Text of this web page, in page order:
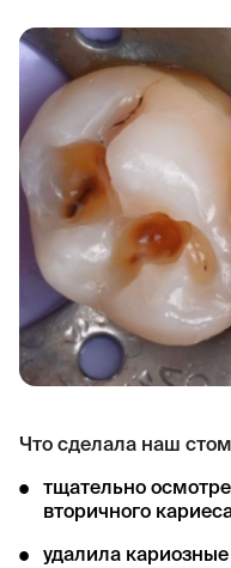
Что сделала наш
тщательно
вторичного
удалила кариозные